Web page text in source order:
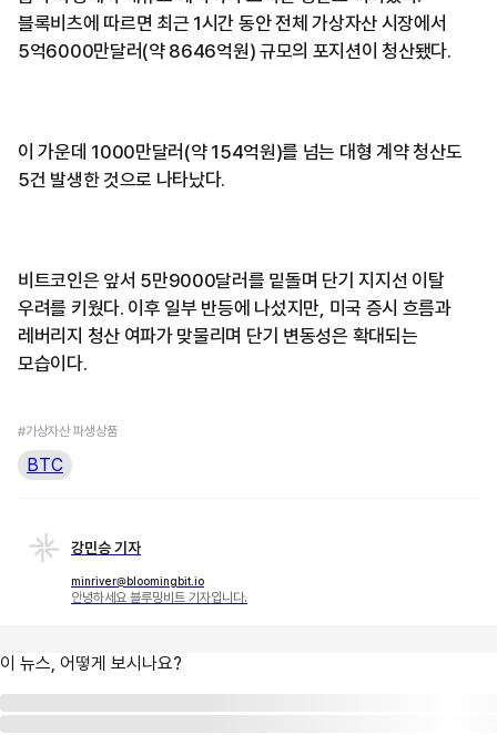
블록비츠에 따르면 최근 1시간 동안 전체 가상자산 시장에서
5억6000만달러(약 8646억원) 규모의 포지션이 청산됐다.
이 가운데 1000만달러(약 154억원)를 넘는 대형 계약 청산도
5건 발생한 것으로 나타났다.
비트코인은 앞서 5만9000달러를 밑돌며 단기 지지선 이탈
우려를 키웠다. 이후 일부 반등에 나섰지만, 미국 증시 흐름과
레버리지 청산 여파가 맞물리며 단기 변동성은 확대되는
모습이다.
#가상자산 파생상품
BTC
강민승 기자
minriver@bloomingbit.io
안녕하세요 블루밍비트 기자입니다.
이 뉴스, 어떻게 보시나요?